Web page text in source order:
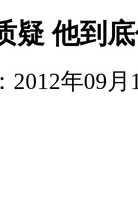
疑 他到
2012年09月